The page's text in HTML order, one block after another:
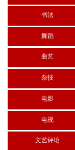
书法
舞蹈
曲艺
杂技
电影
电视
文艺评论